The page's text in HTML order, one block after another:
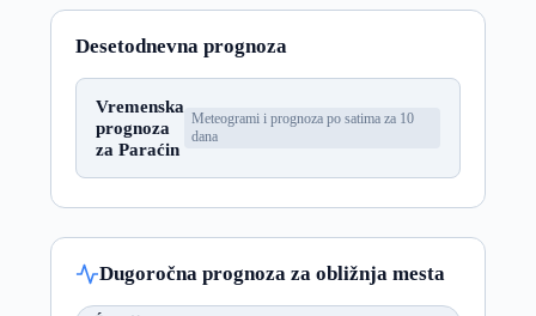
Desetodnevna prognoza
Vremenska
prognoza
za Paraćin
Meteogrami i prognoza po satima za 10
dana
Dugoročna prognoza za obližnja mesta